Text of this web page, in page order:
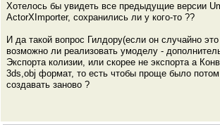
Хотелось бы увидеть все предыдущие версии
ActorXImporter, сохранились ли у кого-то ??
И да такой вопрос Гилдору(если он случайно
возможно ли реализовать умоделу -
Экспорта колизии, или скорее не экспорта а
3ds,obj формат, то есть чтобы проще было потом
создавать заново ?